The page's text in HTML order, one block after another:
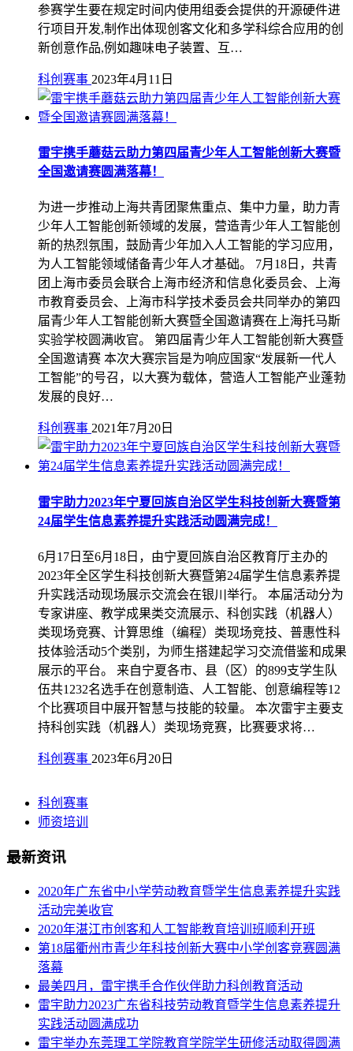
参赛学生要在规定时间内使用组委会提供的开源硬件进
行项目开发,制作出体现创客文化和多学科综合应用的创
新创意作品,例如趣味电子装置、互…
科创赛事 2023年4月11日
雷宇携手蘑菇云助力第四届青少年人工智能创新大赛暨
全国邀请赛圆满落幕！
为进一步推动上海共青团聚焦重点、集中力量，助力青
少年人工智能创新领域的发展，营造青少年人工智能创
新的热烈氛围，鼓励青少年加入人工智能的学习应用，
为人工智能领域储备青少年人才基础。 7月18日，共青
团上海市委员会联合上海市经济和信息化委员会、上海
市教育委员会、上海市科学技术委员会共同举办的第四
届青少年人工智能创新大赛暨全国邀请赛在上海托马斯
实验学校圆满收官。 第四届青少年人工智能创新大赛暨
全国邀请赛 本次大赛宗旨是为响应国家“发展新一代人
工智能”的号召，以大赛为载体，营造人工智能产业蓬勃
发展的良好…
科创赛事 2021年7月20日
雷宇助力2023年宁夏回族自治区学生科技创新大赛暨第
24届学生信息素养提升实践活动圆满完成！
6月17日至6月18日，由宁夏回族自治区教育厅主办的
2023年全区学生科技创新大赛暨第24届学生信息素养提
升实践活动现场展示交流会在银川举行。 本届活动分为
专家讲座、教学成果类交流展示、科创实践（机器人）
类现场竞赛、计算思维（编程）类现场竞技、普惠性科
技体验活动5个类别，为师生搭建起学习交流借鉴和成果
展示的平台。 来自宁夏各市、县（区）的899支学生队
伍共1232名选手在创意制造、人工智能、创意编程等12
个比赛项目中展开智慧与技能的较量。 本次雷宇主要支
持科创实践（机器人）类现场竞赛，比赛要求将…
科创赛事 2023年6月20日
科创赛事
师资培训
最新资讯
2020年广东省中小学劳动教育暨学生信息素养提升实践
活动完美收官
2020年湛江市创客和人工智能教育培训班顺利开班
第18届衢州市青少年科技创新大赛中小学创客竞赛圆满
落幕
最美四月，雷宇携手合作伙伴助力科创教育活动
雷宇助力2023广东省科技劳动教育暨学生信息素养提升
实践活动圆满成功
雷宇举办东莞理工学院教育学院学生研修活动取得圆满